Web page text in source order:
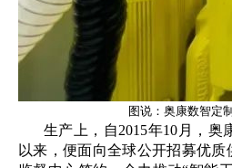
图说：奥康数智定
生产上，自2015年10月，奥
以来，便面向全球公开招募优